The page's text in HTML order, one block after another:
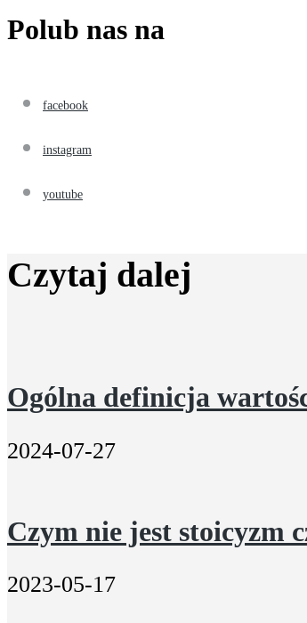
Polub nas na
facebook
instagram
youtube
Czytaj dalej
Ogólna definicja
2024-07-27
Czym nie jest stoicyzm
2023-05-17